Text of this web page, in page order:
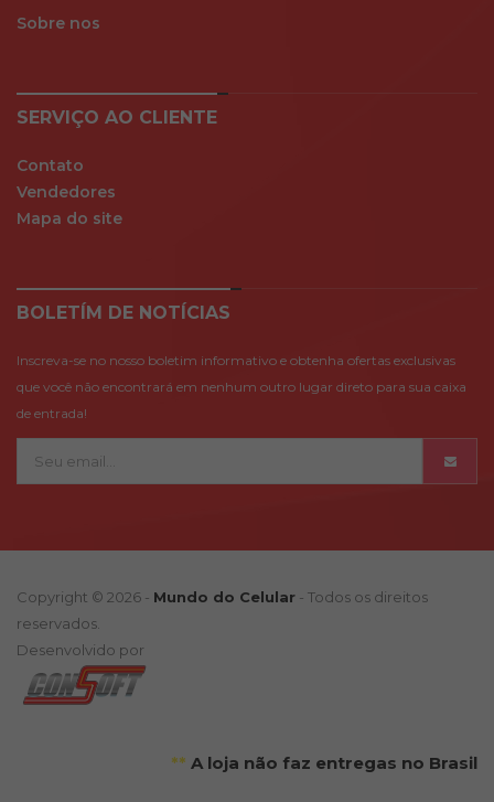
Sobre nos
SERVIÇO AO CLIENTE
Contato
Vendedores
Mapa do site
BOLETÍM DE NOTÍCIAS
Inscreva-se no nosso boletim informativo e obtenha ofertas exclusivas
que você não encontrará em nenhum outro lugar direto para sua caixa
de entrada!
Copyright © 2026 - Mundo do Celular - Todos os direitos
reservados.
Desenvolvido por
** A loja não faz entregas no Brasil